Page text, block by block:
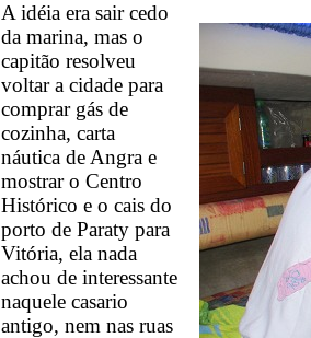
A idéia era sair cedo
da marina, mas o
capitão resolveu
voltar a cidade para
comprar gás de
cozinha, carta
náutica de Angra e
mostrar o Centro
Histórico e o cais do
porto de Paraty para
Vitória, ela nada
achou de interessante
naquele casario
antigo, nem nas ruas